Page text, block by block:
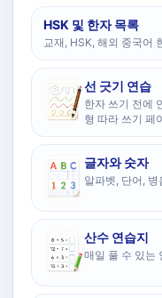
HSK 및 한자 목록
교재, HSK, 해외 중국어
선 긋기 연습
한자 쓰기 전에
형 따라 쓰기 페
글자와 숫자
알파벳, 단어,
산수 연습지
매일 풀 수 있는